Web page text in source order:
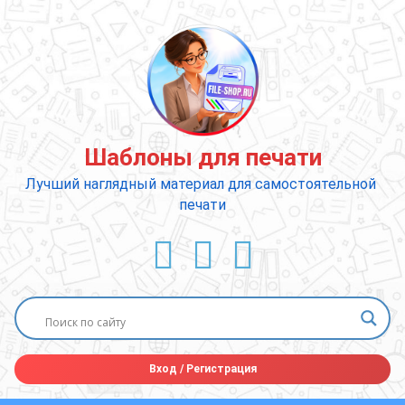
содержимому
Шаблоны для печати
Лучший наглядный материал для самостоятельной
печати
ВКонтакте
YouTube
E-mail
Вход /Регистрация